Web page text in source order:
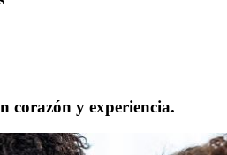
corazón y experiencia.